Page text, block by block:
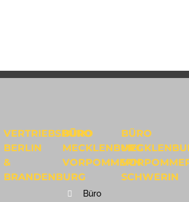
VERTRIEBSBÜRO
BERLIN
&
BRANDENBURG
BÜRO
MECKLENBURG
VORPOMMERN
Büro
BÜRO
SCHWERIN